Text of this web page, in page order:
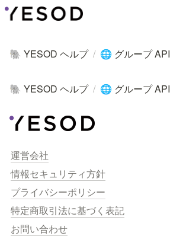
🐘 YESOD ヘルプ / 🌐 グループ API
🐘 YESOD ヘルプ / 🌐 グループ API
運営会社
情報セキュリティ方針
プライバシーポリシー
特定商取引法に基づく表記
お問い合わせ